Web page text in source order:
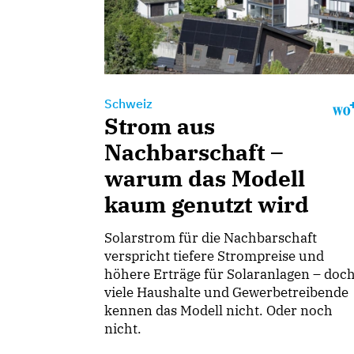
Schweiz
Strom aus
Nachbarschaft –
warum das Modell
kaum genutzt wird
Solarstrom für die Nachbarschaft
verspricht tiefere Strompreise und
höhere Erträge für Solaranlagen –
viele Haushalte und Gewerbetreibende
kennen das Modell nicht. Oder noch
nicht.